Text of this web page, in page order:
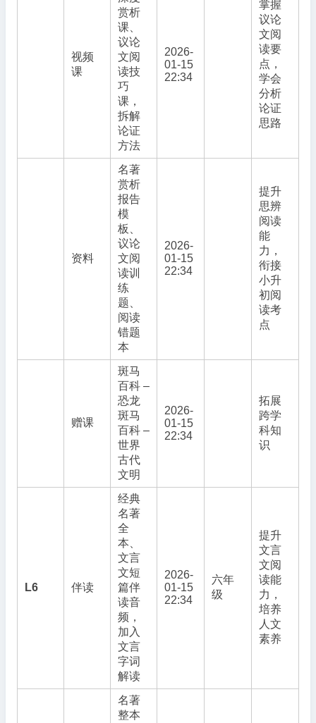
视频
课
赏析
课、
议论
文阅
读技
巧
课，
拆解
论证
方法
2026-
01-15
22:34
掌握
议论
文阅
读要
点，
学会
分析
论证
思路
资料
名著
赏析
报告
模
板、
议论
文阅
读训
练
题、
阅读
错题
本
2026-
01-15
22:34
提升
思辨
阅读
能
力，
衔接
小升
初阅
读考
点
赠课
斑马
百科 –
恐龙
斑马
百科 –
世界
古代
文明
2026-
01-15
22:34
拓展
跨学
科知
识
L6 伴读
经典
名著
全
本、
文言
文短
篇伴
读音
频，
加入
文言
字词
解读
2026-
01-15
22:34
六年
级
提升
文言
文阅
读能
力，
培养
人文
素养
名著
整本